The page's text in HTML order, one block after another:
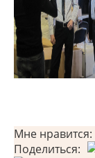
Мне нравится:
Поделиться: